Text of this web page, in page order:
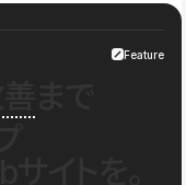
Feature